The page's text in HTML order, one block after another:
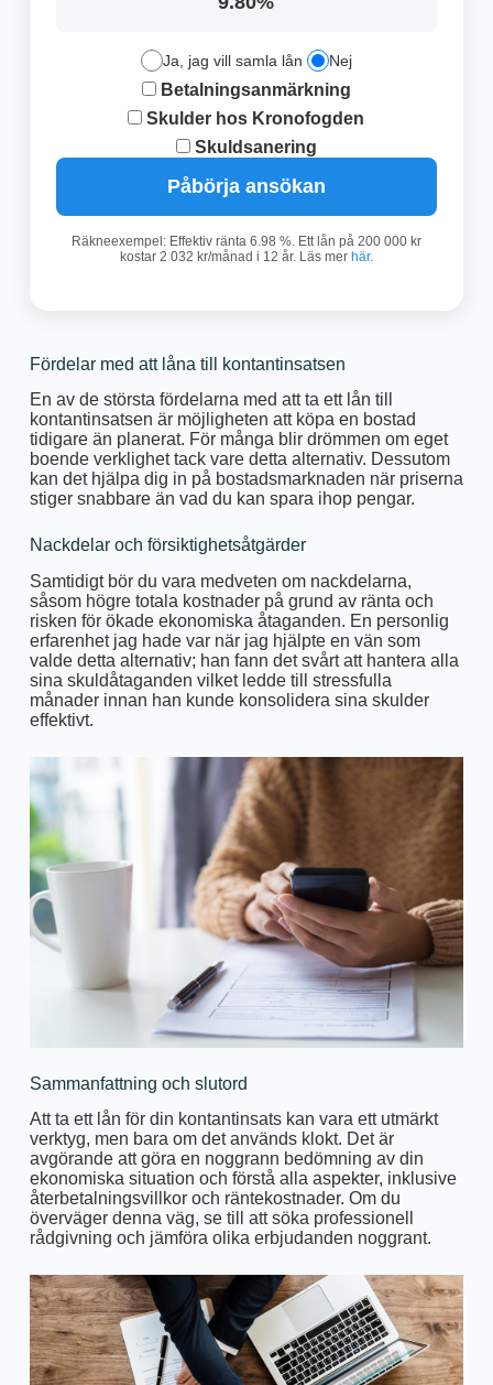
Ja, jag vill samla lån Nej
Betalningsanmärkning
Skulder hos Kronofogden
Skuldsanering
Påbörja ansökan
Räkneexempel: Effektiv ränta 6.98 %. Ett lån på 200 000 kr
kostar 2 032 kr/månad i 12 år. Läs mer här.
Fördelar med att låna till kontantinsatsen
En av de största fördelarna med att ta ett lån till
kontantinsatsen är möjligheten att köpa en bostad
tidigare än planerat. För många blir drömmen om eget
boende verklighet tack vare detta alternativ. Dessutom
kan det hjälpa dig in på bostadsmarknaden när priserna
stiger snabbare än vad du kan spara ihop pengar.
Nackdelar och försiktighetsåtgärder
Samtidigt bör du vara medveten om nackdelarna,
såsom högre totala kostnader på grund av ränta och
risken för ökade ekonomiska åtaganden. En personlig
erfarenhet jag hade var när jag hjälpte en vän som
valde detta alternativ; han fann det svårt att hantera alla
sina skuldåtaganden vilket ledde till stressfulla
månader innan han kunde konsolidera sina skulder
effektivt.
Sammanfattning och slutord
Att ta ett lån för din kontantinsats kan vara ett utmärkt
verktyg, men bara om det används klokt. Det är
avgörande att göra en noggrann bedömning av din
ekonomiska situation och förstå alla aspekter, inklusive
återbetalningsvillkor och räntekostnader. Om du
överväger denna väg, se till att söka professionell
rådgivning och jämföra olika erbjudanden noggrant.